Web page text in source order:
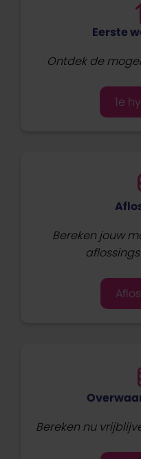
Eerste
Ontdek de
1e
Bereken jouw
Bereken nu